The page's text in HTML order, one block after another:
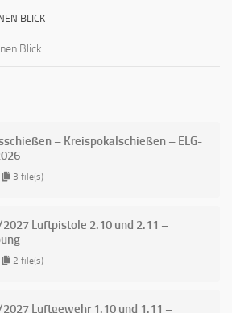
BLICK
Blick
– Kreispokalschießen – ELG-
3 file(s)
Luftpistole 2.10 und 2.11 –
2 file(s)
Luftgewehr 1.10 und 1.11 –